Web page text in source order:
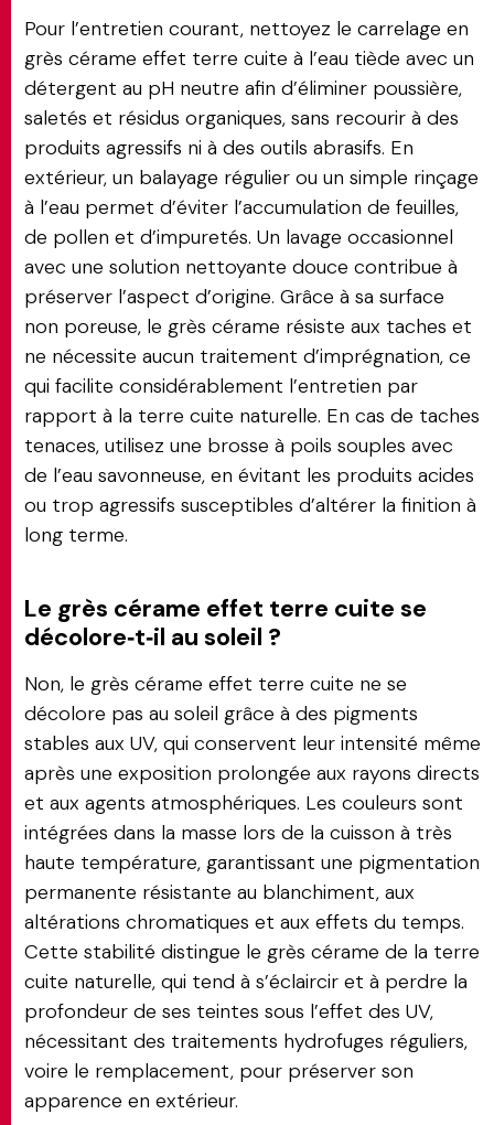
Pour l’entretien courant, nettoyez le carrelage en
grès cérame effet terre cuite à l’eau tiède avec un
détergent au pH neutre afin d’éliminer poussière,
saletés et résidus organiques, sans recourir à des
produits agressifs ni à des outils abrasifs. En
extérieur, un balayage régulier ou un simple rinçage
à l’eau permet d’éviter l’accumulation de feuilles,
de pollen et d’impuretés. Un lavage occasionnel
avec une solution nettoyante douce contribue à
préserver l’aspect d’origine. Grâce à sa surface
non poreuse, le grès cérame résiste aux taches et
ne nécessite aucun traitement d’imprégnation, ce
qui facilite considérablement l’entretien par
rapport à la terre cuite naturelle. En cas de taches
tenaces, utilisez une brosse à poils souples avec
de l’eau savonneuse, en évitant les produits acides
ou trop agressifs susceptibles d’altérer la finition à
long terme.
Le grès cérame effet terre cuite se
décolore‑t‑il au soleil ?
Non, le grès cérame effet terre cuite ne se
décolore pas au soleil grâce à des pigments
stables aux UV, qui conservent leur intensité même
après une exposition prolongée aux rayons directs
et aux agents atmosphériques. Les couleurs sont
intégrées dans la masse lors de la cuisson à très
haute température, garantissant une pigmentation
permanente résistante au blanchiment, aux
altérations chromatiques et aux effets du temps.
Cette stabilité distingue le grès cérame de la terre
cuite naturelle, qui tend à s’éclaircir et à perdre la
profondeur de ses teintes sous l’effet des UV,
nécessitant des traitements hydrofuges réguliers,
voire le remplacement, pour préserver son
apparence en extérieur.